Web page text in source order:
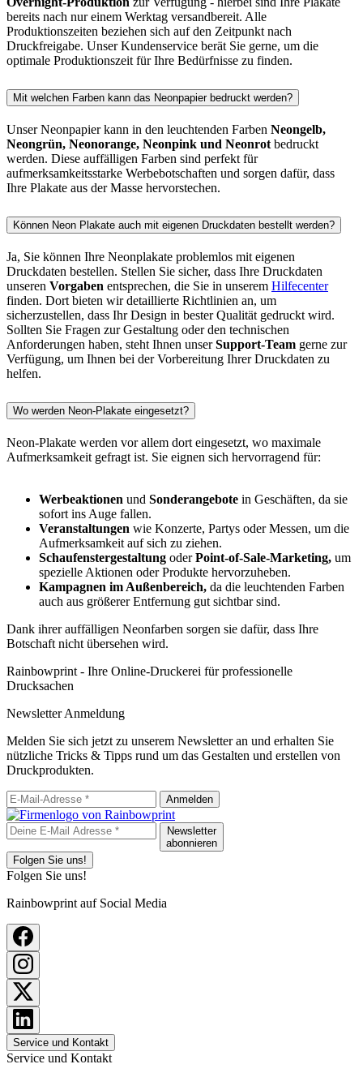
bereits nach nur einem Werktag versandbereit. Alle
Produktionszeiten beziehen sich auf den Zeitpunkt nach
Druckfreigabe. Unser Kundenservice berät Sie gerne, um die
optimale Produktionszeit für Ihre Bedürfnisse zu finden.
Mit welchen Farben kann das Neonpapier bedruckt werden?
Unser Neonpapier kann in den leuchtenden Farben Neongelb,
Neongrün, Neonorange, Neonpink und Neonrot bedruckt
werden. Diese auffälligen Farben sind perfekt für
aufmerksamkeitsstarke Werbebotschaften und sorgen dafür, dass
Ihre Plakate aus der Masse hervorstechen.
Können Neon Plakate auch mit eigenen Druckdaten bestellt werden?
Ja, Sie können Ihre Neonplakate problemlos mit eigenen
Druckdaten bestellen. Stellen Sie sicher, dass Ihre Druckdaten
unseren Vorgaben entsprechen, die Sie in unserem Hilfecenter
finden. Dort bieten wir detaillierte Richtlinien an, um
sicherzustellen, dass Ihr Design in bester Qualität gedruckt wird.
Sollten Sie Fragen zur Gestaltung oder den technischen
Anforderungen haben, steht Ihnen unserSupport-Team gerne zur
Verfügung, um Ihnen bei der Vorbereitung Ihrer Druckdaten zu
helfen.
Wo werden Neon-Plakate eingesetzt?
Neon-Plakate werden vor allem dort eingesetzt, wo maximale
Aufmerksamkeit gefragt ist. Sie eignen sich hervorragend für:
Werbeaktionen und Sonderangebote in Geschäften, da sie
sofort ins Auge fallen.
Veranstaltungen wie Konzerte, Partys oder Messen, um die
Aufmerksamkeit auf sich zu ziehen.
Schaufenstergestaltung oderPoint-of-Sale-Marketing, um
spezielle Aktionen oder Produkte hervorzuheben.
Kampagnen im Außenbereich, da die leuchtenden Farben
auch aus größerer Entfernung gut sichtbar sind.
Dank ihrer auffälligen Neonfarben sorgen sie dafür, dass Ihre
Botschaft nicht übersehen wird.
Rainbowprint - Ihre Online-Druckerei für professionelle
Drucksachen
Newsletter Anmeldung
Melden Sie sich jetzt zu unserem Newsletter an und erhalten Sie
nützliche Tricks & Tipps rund um das Gestalten und erstellen von
Druckprodukten.
Anmelden
Newsletter
abonnieren
Folgen Sie uns!
Folgen Sie uns!
Rainbowprint auf Social Media
Service und Kontakt
Service und Kontakt